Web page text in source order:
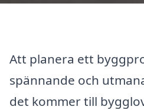
Att planera ett
spännande och
det kommer till